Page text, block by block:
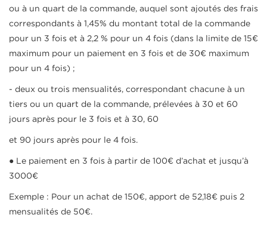
ou à un quart de la commande, auquel sont ajoutés des frais
correspondants à 1,45% du montant total de la commande
pour un 3 fois et à 2,2 % pour un 4 fois (dans la limite de 15€
maximum pour un paiement en 3 fois et de 30€ maximum
pour un 4 fois) ;
- deux ou trois mensualités, correspondant chacune à un
tiers ou un quart de la commande, prélevées à 30 et 60
jours après pour le 3 fois et à 30, 60
et 90 jours après pour le 4 fois.
● Le paiement en 3 fois à partir de 100€ d’achat et jusqu’à
3000€
Exemple : Pour un achat de 150€, apport de 52,18€ puis 2
mensualités de 50€.